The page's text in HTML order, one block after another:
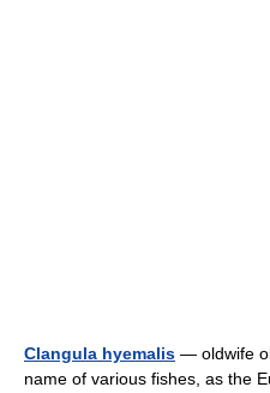
Clangula hyemalis — oldwife
name of various fishes, as the